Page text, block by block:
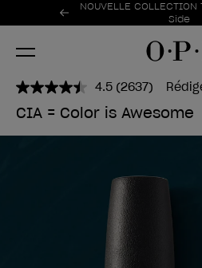
OffresNOUVELLE
Side
Item 1 of 2
4.5 Lire
2637
avis.
page.
(2637)
CIA = Color is Awesome